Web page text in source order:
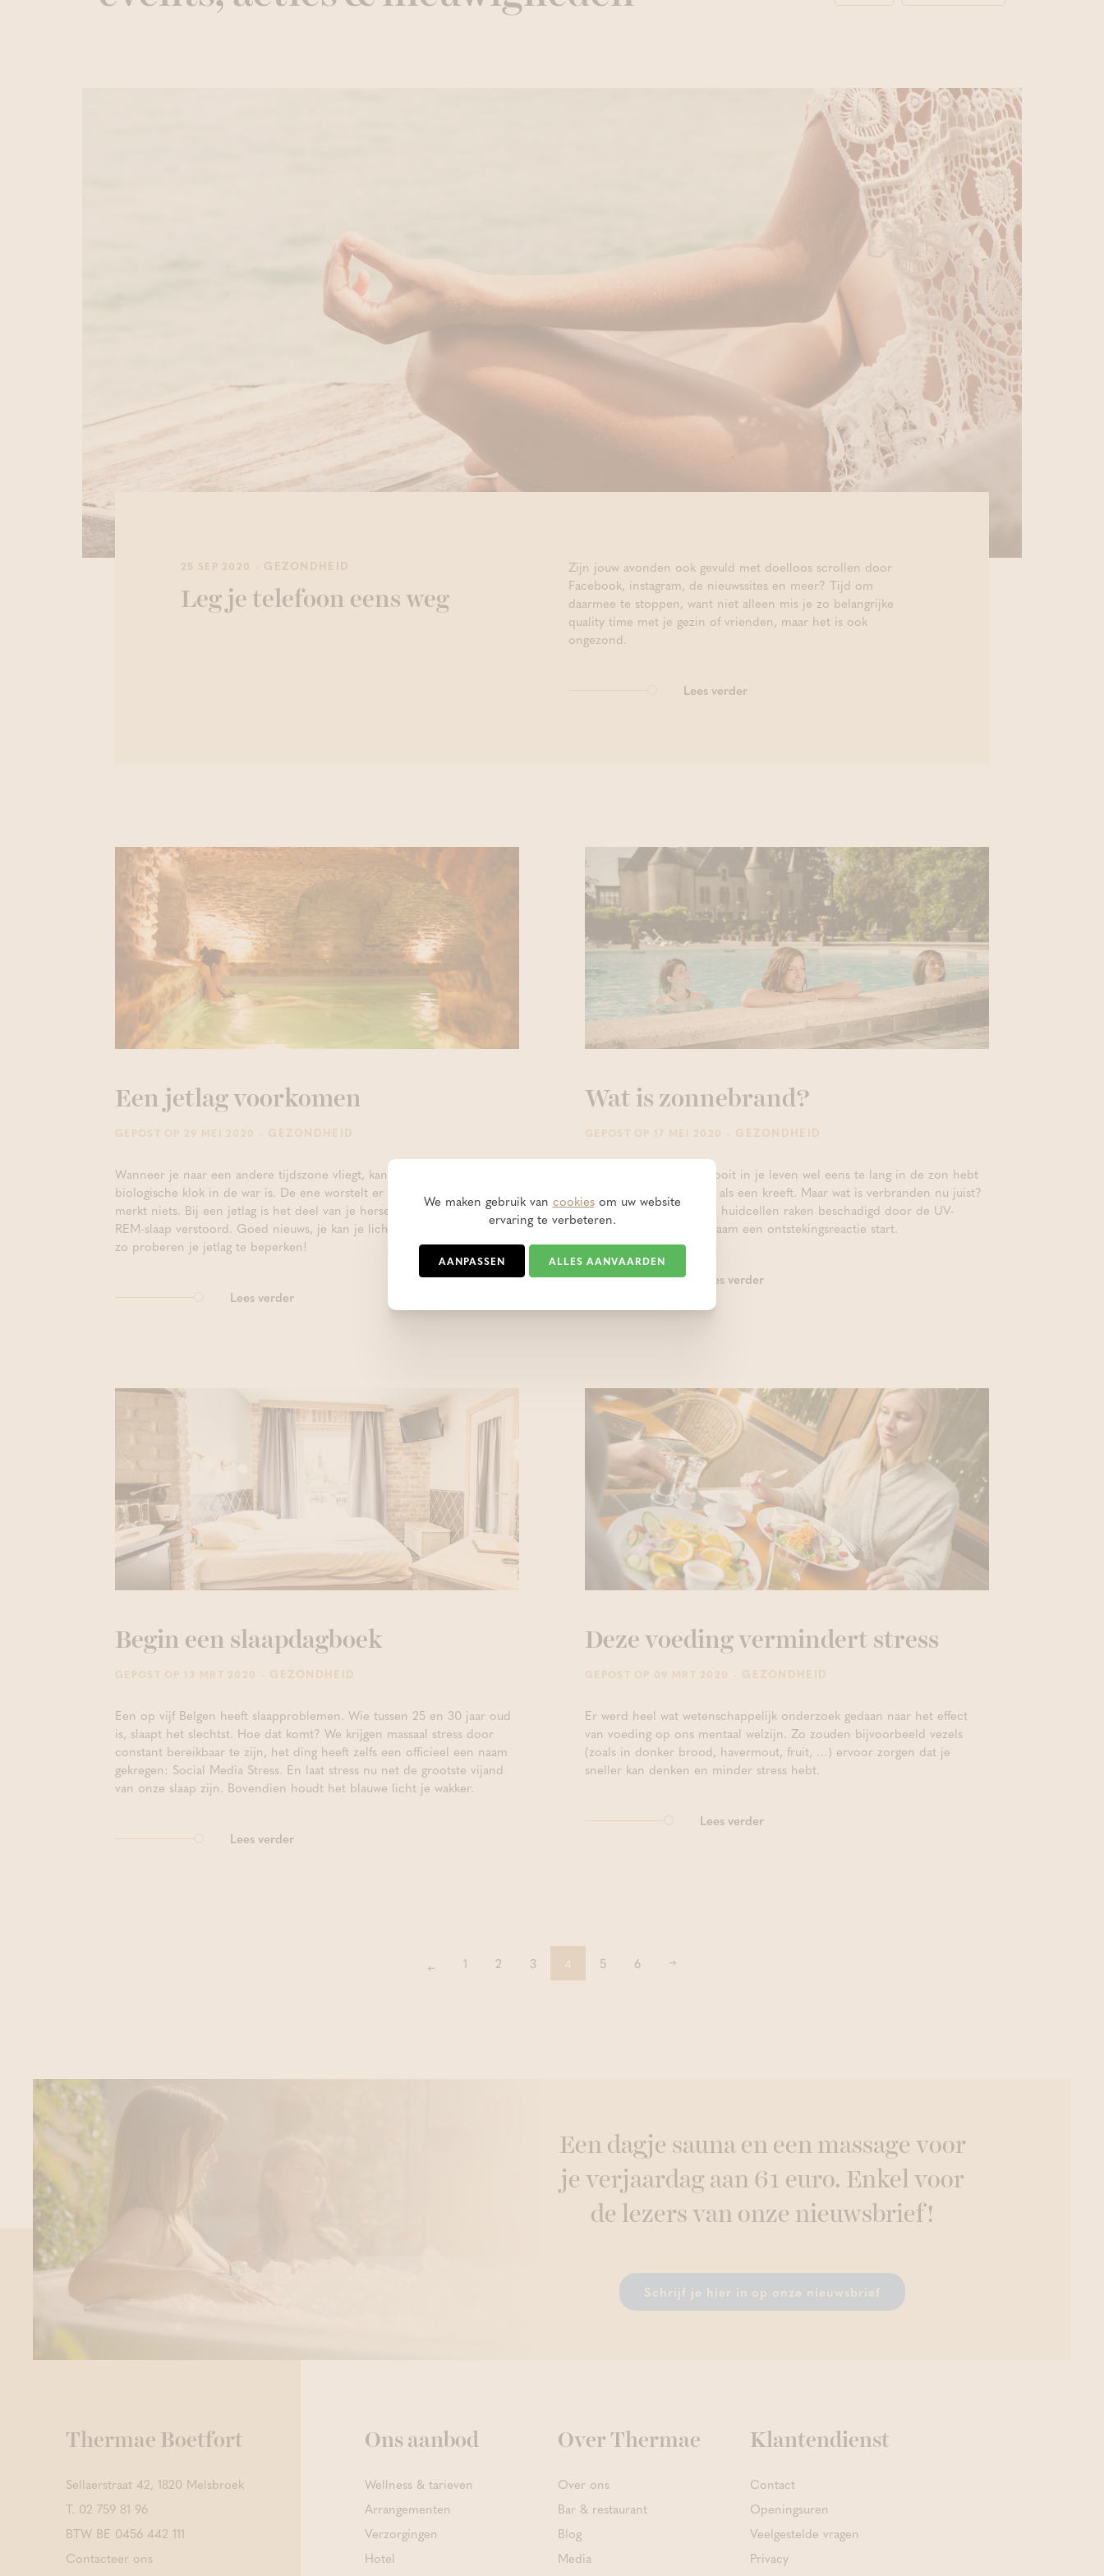
Deep Relaxation Gelaatsritueel 80’
25 SEP 2020 - GEZONDHEID
Leg je telefoon eens weg
Zijn jouw avonden ook gevuld met doelloos scrollen door
Facebook, instagram, de nieuwssites en meer? Tijd om
daarmee te stoppen, want niet alleen mis je zo belangrijke
quality time met je gezin of vrienden, maar het is ook
ongezond.
Lees verder
Een jetlag voorkomen
GEPOST OP 29 MEI 2020 - GEZONDHEID
Wanneer je naar een andere tijdszone vliegt, kan het zijn dat je
biologische klok in de war is. De ene worstelt er dagen mee, de andere
merkt niets. Bij een jetlag is het deel van je hersenen dat zorgt voor je
REM-slaap verstoord. Goed nieuws, je kan je lichaam voorbereiden en
zo proberen je jetlag te beperken!
Lees verder
Wat is zonnebrand?
GEPOST OP 17 MEI 2020 - GEZONDHEID
De kans is groot dat je ooit in je leven wel eens te lang in de zon hebt
gezeten en zo rood zag als een kreeft. Maar wat is verbranden nu juist?
De technische uitleg: je huidcellen raken beschadigd door de UV-
stralen waardoor je lichaam een ontstekingsreactie start.
Lees verder
Begin een slaapdagboek
GEPOST OP 13 MRT 2020 - GEZONDHEID
Een op vijf Belgen heeft slaapproblemen. Wie tussen 25 en 30 jaar oud
is, slaapt het slechtst. Hoe dat komt? We krijgen massaal stress door
constant bereikbaar te zijn, het ding heeft zelfs een officieel een naam
gekregen: Social Media Stress. En laat stress nu net de grootste vijand
van onze slaap zijn. Bovendien houdt het blauwe licht je wakker.
Lees verder
Deze voeding vermindert stress
GEPOST OP 09 MRT 2020 - GEZONDHEID
Er werd heel wat wetenschappelijk onderzoek gedaan naar het effect
van voeding op ons mentaal welzijn. Zo zouden bijvoorbeeld vezels
(zoals in donker brood, havermout, fruit, …) ervoor zorgen dat je
sneller kan denken en minder stress hebt.
Lees verder
Vorige1 2 3 4 5 6
Een dagje sauna en een massage voor
je verjaardag aan 61 euro. Enkel voor
de lezers van onze nieuwsbrief!
Schrijf je hier in op onze nieuwsbrief
Thermae Boetfort
Sellaerstraat 42, 1820 Melsbroek
T. 02 759 81 96
BTW BE 0456 442 111
Contacteer ons
Ons aanbod
Wellness & tarieven
Arrangementen
Verzorgingen
Hotel
Over Thermae
Over ons
Bar & restaurant
Blog
Media
Klantendienst
Contact
Openingsuren
Veelgestelde vragen
Privacy
We maken gebruik van cookiesom uw website
ervaring te verbeteren.
AANPASSEN ALLES AANVAARDEN